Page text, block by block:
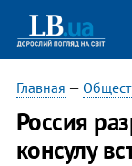
Главная —
Россия
консулу